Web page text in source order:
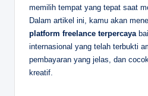
memilih tempat yang tepat saat
Dalam artikel ini, kamu akan
platform freelance terpercaya
internasional yang telah terbukti
pembayaran yang jelas, dan
kreatif.